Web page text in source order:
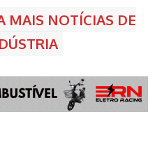
MAIS NOTÍCIAS DE